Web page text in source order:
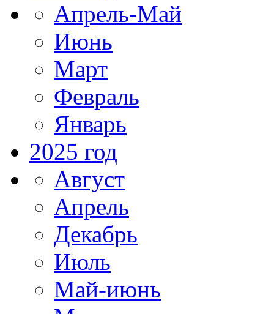
Апрель-Май
Июнь
Март
Февраль
Январь
2025 год
Август
Апрель
Декабрь
Июль
Май-июнь